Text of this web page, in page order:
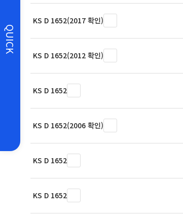
QUICK
KS D 1652(2017 확인)
KS D 1652(2012 확인)
KS D 1652
KS D 1652(2006 확인)
KS D 1652
KS D 1652